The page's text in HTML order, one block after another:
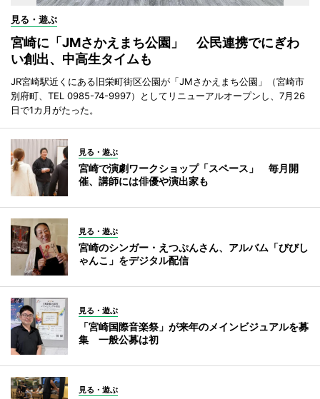
見る・遊ぶ
宮崎に「JMさかえまち公園」 公民連携でにぎわ
い創出、中高生タイムも
JR宮崎駅近くにある旧栄町街区公園が「JMさかえまち公園」（宮崎市
別府町、TEL 0985-74-9997）としてリニューアルオープンし、7月26
日で1カ月がたった。
見る・遊ぶ
宮崎で演劇ワークショップ「スペース」 毎月開
催、講師には俳優や演出家も
見る・遊ぶ
宮崎のシンガー・えつぷんさん、アルバム「びびし
ゃんこ」をデジタル配信
見る・遊ぶ
「宮崎国際音楽祭」が来年のメインビジュアルを募
集 一般公募は初
見る・遊ぶ